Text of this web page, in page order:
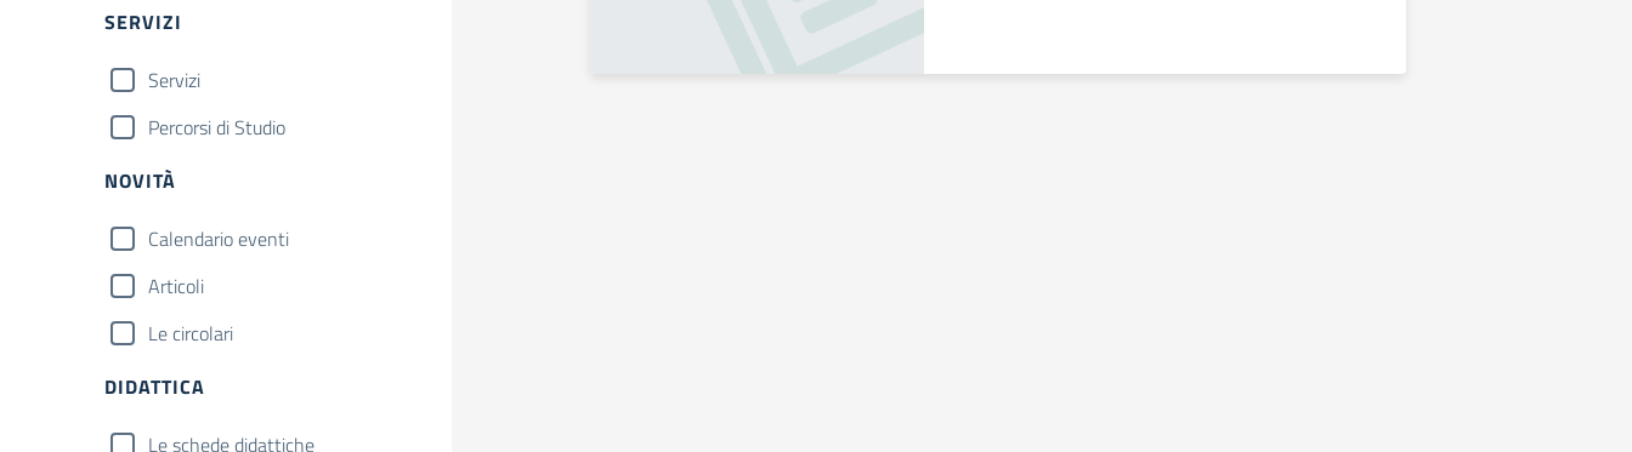
SERVIZI
Servizi
Percorsi di Studio
NOVITÀ
Calendario eventi
Articoli
Le circolari
DIDATTICA
Le schede didattiche